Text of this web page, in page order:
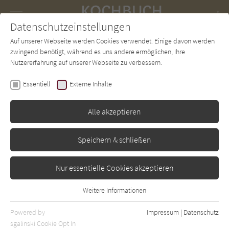
SUCHE Forum Charts Newsletter
Jamie Oliver
Easy Air Fryer
Erschienen: Januar 2025
Datenschutzeinstellungen
Auf unserer Webseite werden Cookies verwendet. Einige davon werden
zwingend benötigt, während es uns andere ermöglichen, Ihre
Nutzererfahrung auf unserer Webseite zu verbessern.
Essentiell Externe Inhalte
Alle akzeptieren
Speichern & schließen
Nur essentielle Cookies akzeptieren
Essentielle Cookies werden für grundlegende Funktionen der
Webseite benötigt. Dadurch ist gewährleistet, dass die Webseite
Weitere Informationen
Powered by
sgalinski Cookie Opt In
Impressum | Datenschutz